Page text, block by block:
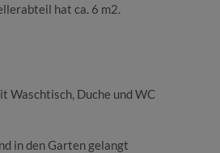
hat ca. 6 m2.
Waschtisch, Duche und WC
in den Garten gelangt